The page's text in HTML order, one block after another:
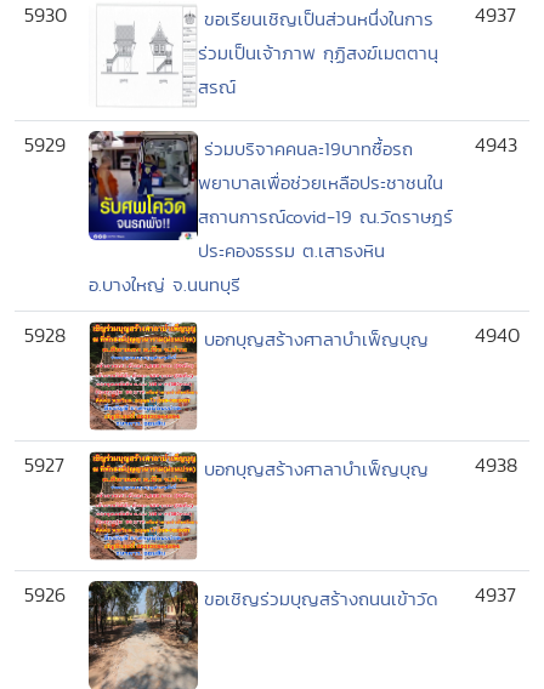
5930
ขอเรียนเชิญเป็นส่วนหนึ่งในการ
ร่วมเป็นเจ้าภาพ กุฏิสงฆ์เมตตานุ
สรณ์
4937
5929
ร่วมบริจาคคนละ19บาทซื้อรถ
พยาบาลเพื่อช่วยเหลือประชาชนใน
สถานการณ์covid-19 ณ.วัดราษฎร์
ประคองธรรม ต.เสาธงหิน
อ.บางใหญ่ จ.นนทบุรี
4943
5928 บอกบุญสร้างศาลาบำเพ็ญบุญ 4940
5927 บอกบุญสร้างศาลาบำเพ็ญบุญ 4938
5926 ขอเชิญร่วมบุญสร้างถนนเข้าวัด 4937